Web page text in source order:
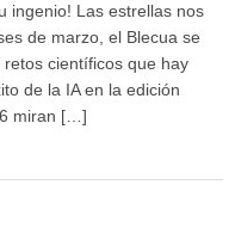
ingenio! Las estrellas nos
de marzo, el Blecua se
científicos que hay
de la IA en la edición
miran […]